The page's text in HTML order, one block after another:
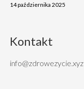
14 października 2025
Kontakt
info@zdrowezycie.xyz